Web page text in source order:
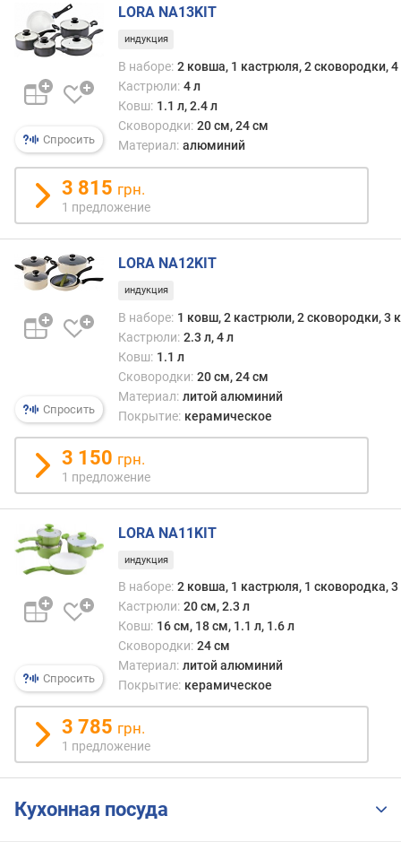
р
о
г
и
м
о
т
д
о
р
о
г
и
х
д
е
ы
м
п
о
о
т
з
ы
а
м
о
д
т
б
Спросить
LORA NA13KIT
индукция
В наборе: 2 ковша, 1 кастрюля, 2 сковородки,
Кастрюли: 4 л
Ковш: 1.1 л, 2.4 л
Сковородки: 20 см, 24 см
Материал: алюминий
3 815 грн.
1 предложение
Спросить
LORA NA12KIT
индукция
В наборе: 1 ковш, 2 кастрюли, 2 сковородки, 3
Кастрюли: 2.3 л, 4 л
Ковш: 1.1 л
Сковородки: 20 см, 24 см
Материал: литой алюминий
Покрытие: керамическое
3 150 грн.
1 предложение
Спросить
LORA NA11KIT
индукция
В наборе: 2 ковша, 1 кастрюля, 1 сковородка,
Кастрюли: 20 см, 2.3 л
Ковш: 16 см, 18 см, 1.1 л, 1.6 л
Сковородки: 24 см
Материал: литой алюминий
Покрытие: керамическое
3 785 грн.
1 предложение
Кухонная посуда